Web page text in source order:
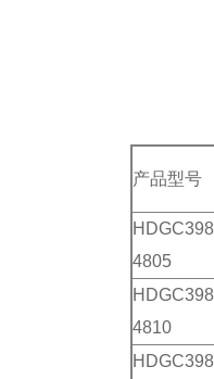
产品型号
4805
4810